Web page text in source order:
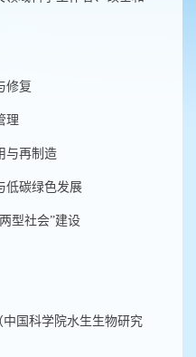
修复
理
与再制造
低碳绿色发展
型社会”建设
国科学院水生生物研究